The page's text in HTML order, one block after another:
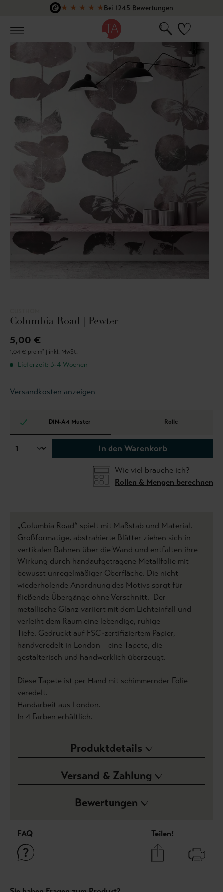
Zum Hauptinhalt springen
★ ★ ★ ★ ★Bei 1245 Bewertungen
Columbia Road | Pewter
5,00 €
1,04 € pro m² | inkl. MwSt.
Lieferzeit: 3-4 Wochen
Versandkosten anzeigen
DIN-A4 Muster Rolle
In den Warenkorb
Wie viel brauche ich?
Rollen & Mengen berechnen
„Columbia Road“ spielt mit Maßstab und Material.
Großformatige, abstrahierte Blätter ziehen sich in
vertikalen Bahnen über die Wand und entfalten ihre
Wirkung durch handaufgetragene Metallfolie mit
bewusst unregelmäßiger Oberfläche. Die nicht
wiederholende Anordnung des Motivs sorgt für
fließende Übergänge ohne Verschnitt. Der
metallische Glanz variiert mit dem Lichteinfall und
verleiht dem Raum eine lebendige, ruhige
Tiefe. Gedruckt auf FSC-zertifiziertem Papier,
handveredelt in London – eine Tapete, die
gestalterisch und handwerklich überzeugt.
Diese Tapete ist per Hand mit schimmernder Folie
veredelt.
Handarbeit aus London.
In 4 Farben erhältlich.
Produktdetails
Versand & Zahlung
Bewertungen
FAQ Teilen!